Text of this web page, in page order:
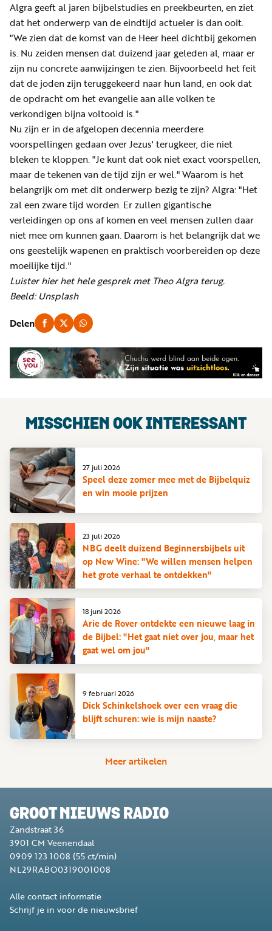
Algra geeft al jaren bijbelstudies en preekbeurten, en ziet
dat het onderwerp van de eindtijd actueler is dan ooit.
"We zien dat de komst van de Heer heel dichtbij gekomen
is. Nu zeiden mensen dat duizend jaar geleden al, maar er
zijn nu concrete aanwijzingen te zien. Bijvoorbeeld het feit
dat de joden zijn teruggekeerd naar hun land, en ook dat
de opdracht om het evangelie aan alle volken te
verkondigen bijna voltooid is."
Nu zijn er in de afgelopen decennia meerdere
voorspellingen gedaan over Jezus' terugkeer, die niet
bleken te kloppen. "Je kunt dat ook niet exact voorspellen,
maar de tekenen van de tijd zijn er wel." Waarom is het
belangrijk om met dit onderwerp bezig te zijn? Algra: "Het
zal een zware tijd worden. Er zullen gigantische
verleidingen op ons af komen en veel mensen zullen daar
niet mee om kunnen gaan. Daarom is het belangrijk dat we
ons geestelijk wapenen en praktisch voorbereiden op deze
moeilijke tijd."
Luister hier het hele gesprek met Theo Algra terug.
Beeld: Unsplash
Delen
MISSCHIEN OOK INTERESSANT
Speel deze zomer mee met de Bijbelquiz
en win mooie prijzen
27 juli 2026
NBG deelt duizend Beginnersbijbels uit
op New Wine: "We willen mensen helpen
het grote verhaal te ontdekken"
23 juli 2026
Arie de Rover ontdekte een nieuwe laag in
de Bijbel: "Het gaat niet over jou, maar het
gaat wel om jou"
18 juni 2026
Dick Schinkelshoek over een vraag die
blijft schuren: wie is mijn naaste?
9 februari 2026
Meer artikelen
GROOT NIEUWS RADIO
Zandstraat 36
3901 CM Veenendaal
0909 123 1008 (55 ct/min)
NL29RABO0319001008
Alle contact informatie
Schrijf je in voor de nieuwsbrief
reglement
Algemene
voorwaarden